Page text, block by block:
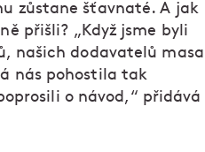
zůstane šťavnaté. A jak
přišli? „Když jsme byli
našich dodavatelů masa
nás pohostila tak
o návod,“ přidává